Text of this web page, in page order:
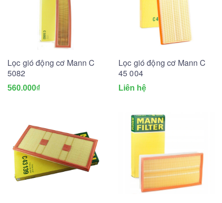
Lọc gió động cơ Mann C
5082
560.000₫
Lọc gió động cơ Mann C
45 004
Liên hệ